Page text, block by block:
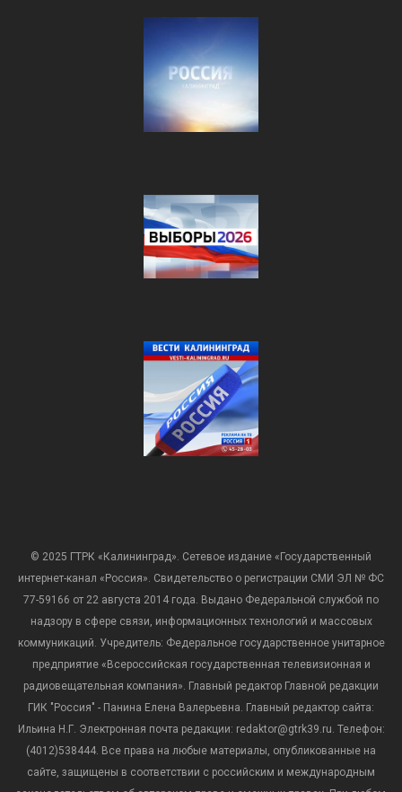
© 2025 ГТРК «Калининград». Сетевое издание «Государственный
интернет-канал «Россия». Свидетельство о регистрации СМИ ЭЛ № ФС
77-59166 от 22 августа 2014 года. Выдано Федеральной службой по
надзору в сфере связи, информационных технологий и массовых
коммуникаций. Учредитель: Федеральное государственное унитарное
предприятие «Всероссийская государственная телевизионная и
радиовещательная компания». Главный редактор Главной редакции
ГИК "Россия" - Панина Елена Валерьевна. Главный редактор сайта:
Ильина Н.Г. Электронная почта редакции: redaktor@gtrk39.ru. Телефон:
(4012)538444. Все права на любые материалы, опубликованные на
сайте, защищены в соответствии с российским и международным